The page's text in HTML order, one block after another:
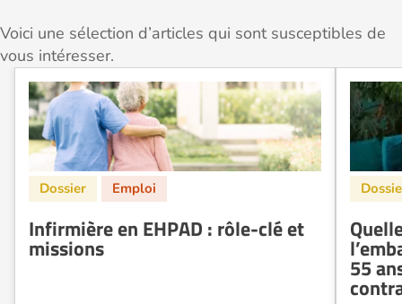
Voici une sélection d’articles qui sont susceptibles de
vous intéresser.
Infirmière en EHPAD : rôle-clé et
missions
55